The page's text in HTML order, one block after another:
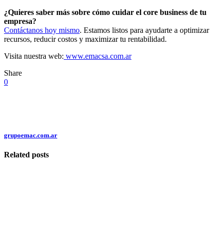
¿Quieres saber más sobre cómo cuidar el core business de tu
empresa?
Contáctanos hoy mismo. Estamos listos para ayudarte a optimizar
recursos, reducir costos y maximizar tu rentabilidad.
Visita nuestra web: www.emacsa.com.ar
Share
0
grupoemac.com.ar
Related posts